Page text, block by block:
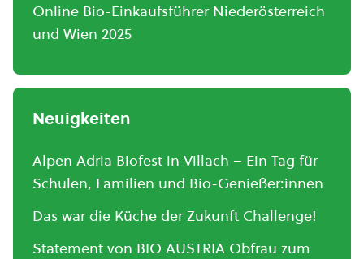
Online Bio-Einkaufsführer Niederösterreich
und Wien 2025
Neuigkeiten
Alpen Adria Biofest in Villach – Ein Tag für
Schulen, Familien und Bio-Genießer:innen
Das war die Küche der Zukunft Challenge!
Statement von BIO AUSTRIA Obfrau zum